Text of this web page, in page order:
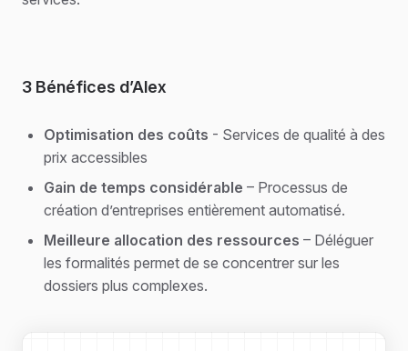
3 Bénéfices d’Alex
Optimisation des coûts - Services de qualité à des
prix accessibles
Gain de temps considérable – Processus de
création d’entreprises entièrement automatisé.
Meilleure allocation des ressources – Déléguer
les formalités permet de se concentrer sur les
dossiers plus complexes.